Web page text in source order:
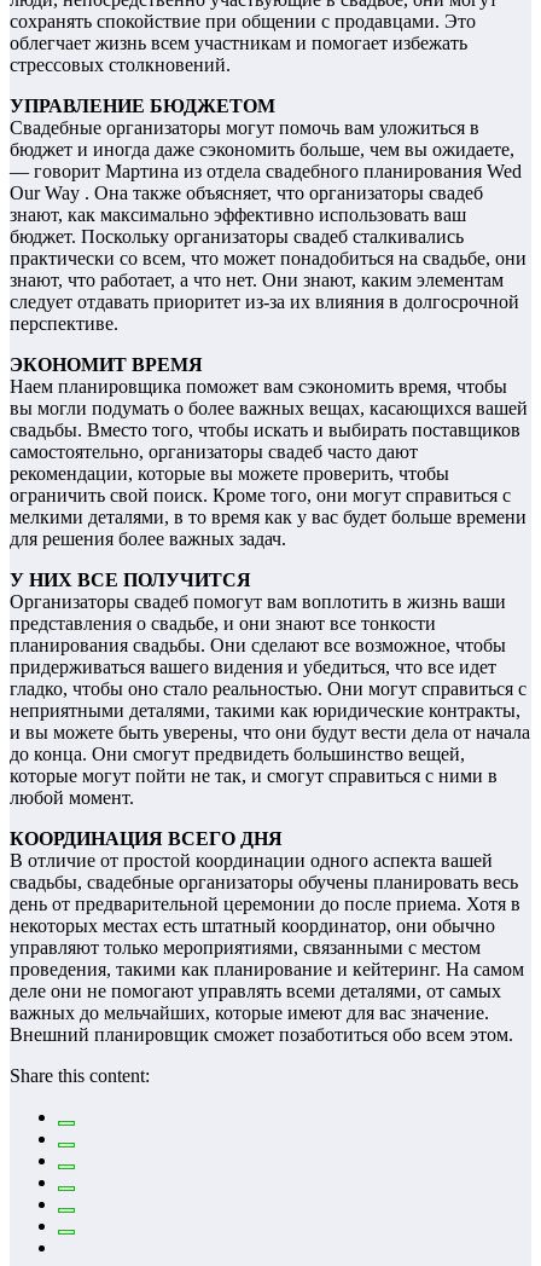
сохранять спокойствие при общении с продавцами. Это
облегчает жизнь всем участникам и помогает избежать
стрессовых столкновений.
УПРАВЛЕНИЕ БЮДЖЕТОМ
Свадебные организаторы могут помочь вам уложиться в
бюджет и иногда даже сэкономить больше, чем вы ожидаете,
— говорит Мартина из отдела свадебного планирования Wed
Our Way . Она также объясняет, что организаторы свадеб
знают, как максимально эффективно использовать ваш
бюджет. Поскольку организаторы свадеб сталкивались
практически со всем, что может понадобиться на свадьбе, они
знают, что работает, а что нет. Они знают, каким элементам
следует отдавать приоритет из-за их влияния в долгосрочной
перспективе.
ЭКОНОМИТ ВРЕМЯ
Наем планировщика поможет вам сэкономить время, чтобы
вы могли подумать о более важных вещах, касающихся вашей
свадьбы. Вместо того, чтобы искать и выбирать поставщиков
самостоятельно, организаторы свадеб часто дают
рекомендации, которые вы можете проверить, чтобы
ограничить свой поиск. Кроме того, они могут справиться с
мелкими деталями, в то время как у вас будет больше времени
для решения более важных задач.
У НИХ ВСЕ ПОЛУЧИТСЯ
Организаторы свадеб помогут вам воплотить в жизнь ваши
представления о свадьбе, и они знают все тонкости
планирования свадьбы. Они сделают все возможное, чтобы
придерживаться вашего видения и убедиться, что все идет
гладко, чтобы оно стало реальностью. Они могут справиться с
неприятными деталями, такими как юридические контракты,
и вы можете быть уверены, что они будут вести дела от начала
до конца. Они смогут предвидеть большинство вещей,
которые могут пойти не так, и смогут справиться с ними в
любой момент.
КООРДИНАЦИЯ ВСЕГО ДНЯ
В отличие от простой координации одного аспекта вашей
свадьбы, свадебные организаторы обучены планировать весь
день от предварительной церемонии до после приема. Хотя в
некоторых местах есть штатный координатор, они обычно
управляют только мероприятиями, связанными с местом
проведения, такими как планирование и кейтеринг. На самом
деле они не помогают управлять всеми деталями, от самых
важных до мельчайших, которые имеют для вас значение.
Внешний планировщик сможет позаботиться обо всем этом.
Share this content: